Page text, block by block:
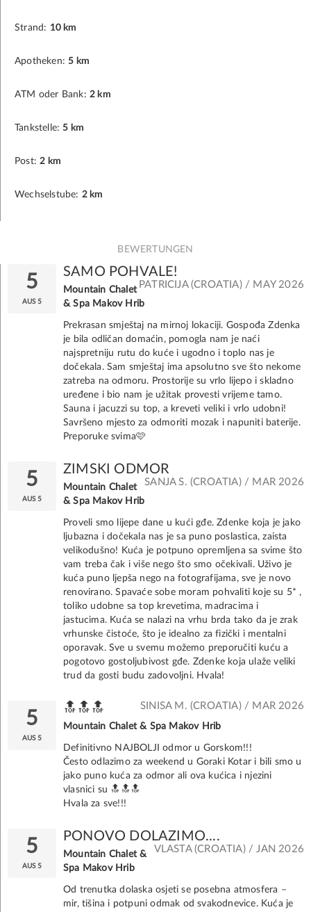
Strand: 10 km
Apotheken: 5 km
ATM oder Bank: 2 km
Tankstelle: 5 km
Post: 2 km
Wechselstube: 2 km
BEWERTUNGEN
5
AUS 5
SAMO POHVALE!
PATRICIJA (CROATIA) / MAY 2026
Mountain Chalet
& Spa Makov Hrib
Prekrasan smještaj na mirnoj lokaciji. Gospođa Zdenka
je bila odličan domaćin, pomogla nam je naći
najspretniju rutu do kuće i ugodno i toplo nas je
dočekala. Sam smještaj ima apsolutno sve što nekome
zatreba na odmoru. Prostorije su vrlo lijepo i skladno
uređene i bio nam je užitak provesti vrijeme tamo.
Sauna i jacuzzi su top, a kreveti veliki i vrlo udobni!
Savršeno mjesto za odmoriti mozak i napuniti baterije.
Preporuke svima🩷
5
AUS 5
ZIMSKI ODMOR
SANJA S. (CROATIA) / MAR 2026
Mountain Chalet
& Spa Makov Hrib
Proveli smo lijepe dane u kući gđe. Zdenke koja je jako
ljubazna i dočekala nas je sa puno poslastica, zaista
velikodušno! Kuća je potpuno opremljena sa svime što
vam treba čak i više nego što smo očekivali. Uživo je
kuća puno ljepša nego na fotografijama, sve je novo
renovirano. Spavaće sobe moram pohvaliti koje su 5* ,
toliko udobne sa top krevetima, madracima i
jastucima. Kuća se nalazi na vrhu brda tako da je zrak
vrhunske čistoće, što je idealno za fizički i mentalni
oporavak. Sve u svemu možemo preporučiti kuću a
pogotovo gostoljubivost gđe. Zdenke koja ulaže veliki
trud da gosti budu zadovoljni. Hvala!
5
AUS 5
🔝🔝🔝 SINISA M. (CROATIA) / MAR 2026
Mountain Chalet & Spa Makov Hrib
Definitivno NAJBOLJI odmor u Gorskom!!!
Često odlazimo za weekend u Goraki Kotar i bili smo u
jako puno kuća za odmor ali ova kućica i njezini
vlasnici su 🔝🔝🔝
Hvala za sve!!!
5
AUS 5
PONOVO DOLAZIMO....
VLASTA (CROATIA) / JAN 2026
Mountain Chalet &
Spa Makov Hrib
Od trenutka dolaska osjeti se posebna atmosfera –
mir, tišina i potpuni odmak od svakodnevice. Kuća je